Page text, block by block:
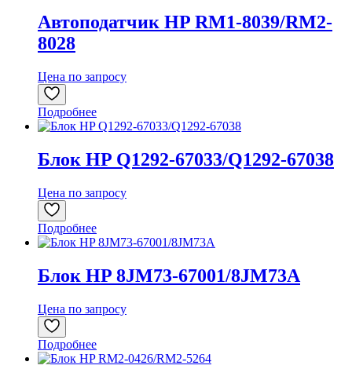
Автоподатчик HP RM1-8039/RM2-
8028
Цена по запросу
Подробнее
Блок HP Q1292-67033/Q1292-67038
Цена по запросу
Подробнее
Блок HP 8JM73-67001/8JM73A
Цена по запросу
Подробнее